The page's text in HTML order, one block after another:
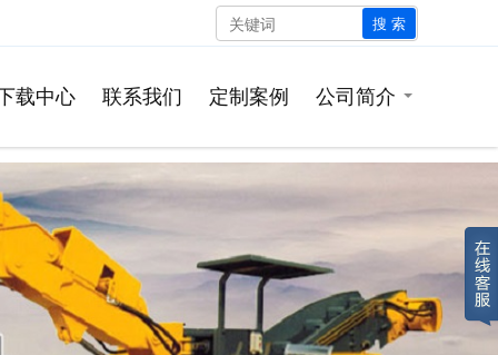
搜 索
载中心 联系我们 定制案例 公司简介